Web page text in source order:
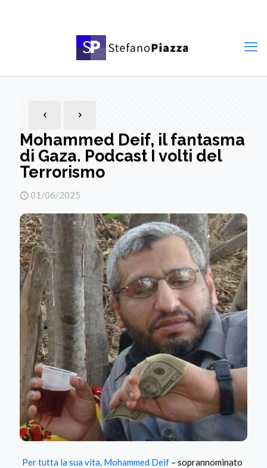
Mohammed Deif, il fantasma
di Gaza. Podcast I volti del
Terrorismo
01/06/2025
Per tutta la sua vita, Mohammed Deif– soprannominato